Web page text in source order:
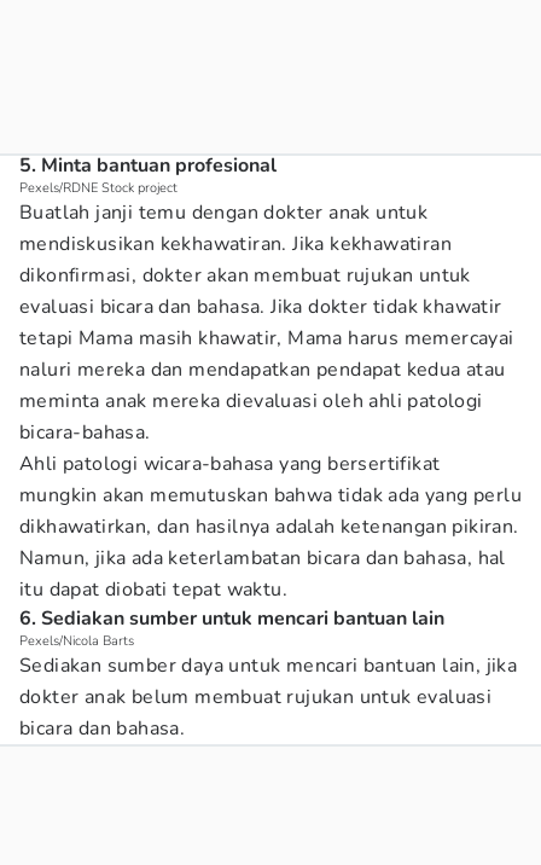
5. Minta bantuan profesional
Pexels/RDNE Stock project
Buatlah janji temu dengan dokter anak untuk
mendiskusikan kekhawatiran. Jika kekhawatiran
dikonfirmasi, dokter akan membuat rujukan untuk
evaluasi bicara dan bahasa. Jika dokter tidak khawatir
tetapi Mama masih khawatir, Mama harus memercayai
naluri mereka dan mendapatkan pendapat kedua atau
meminta anak mereka dievaluasi oleh ahli patologi
bicara-bahasa.
Ahli patologi wicara-bahasa yang bersertifikat
mungkin akan memutuskan bahwa tidak ada yang perlu
dikhawatirkan, dan hasilnya adalah ketenangan pikiran.
Namun, jika ada keterlambatan bicara dan bahasa, hal
itu dapat diobati tepat waktu.
6. Sediakan sumber untuk mencari bantuan lain
Pexels/Nicola Barts
Sediakan sumber daya untuk mencari bantuan lain, jika
dokter anak belum membuat rujukan untuk evaluasi
bicara dan bahasa.